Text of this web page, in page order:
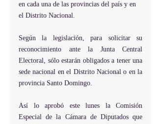
en cada una de las provincias del país y en
el Distrito Nacional.
Según la legislación, para solicitar su
reconocimiento ante la Junta Central
Electoral, sólo estarán obligados a tener una
sede nacional en el Distrito Nacional o en la
provincia Santo Domingo.
Así lo aprobó este lunes la Comisión
Especial de la Cámara de Diputados que